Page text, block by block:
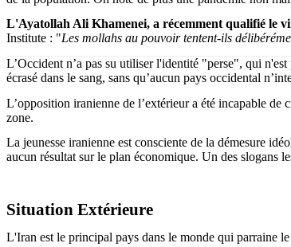
L'Ayatollah Ali Khamenei, a récemment qualifié le
Institute : "Les mollahs au pouvoir tentent-ils
L’Occident n’a pas su utiliser l'identité "perse", qui
écrasé dans le sang, sans qu’aucun pays occidental
L’opposition iranienne de l’extérieur a été incapable
zone.
La jeunesse iranienne est consciente de la démesure
aucun résultat sur le plan économique. Un des slogans
Situation Extérieure
L'Iran est le principal pays dans le monde qui parraine